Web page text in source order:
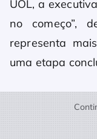
UOL, a
no começo”,
representa
uma etapa